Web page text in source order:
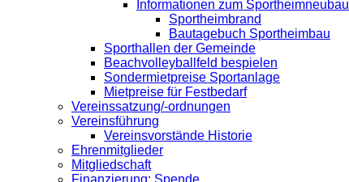
Informationen zum Sportheimneubau
Sportheimbrand
Bautagebuch Sportheimbau
Sporthallen der Gemeinde
Beachvolleyballfeld bespielen
Sondermietpreise Sportanlage
Mietpreise für Festbedarf
Vereinssatzung/-ordnungen
Vereinsführung
Vereinsvorstände Historie
Ehrenmitglieder
Mitgliedschaft
Finanzierung: Spende